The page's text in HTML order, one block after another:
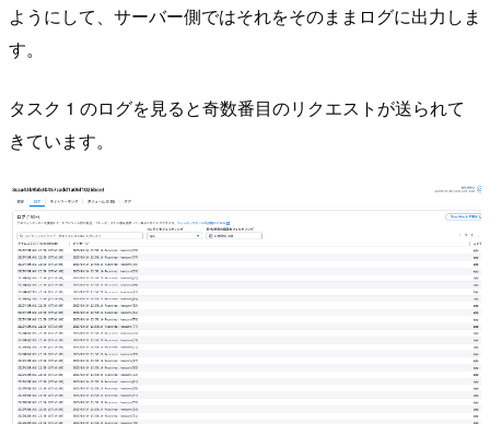
ようにして、サーバー側ではそれをそのままログに出力しま
す。
タスク 1 のログを見ると奇数番目のリクエストが送られて
きています。